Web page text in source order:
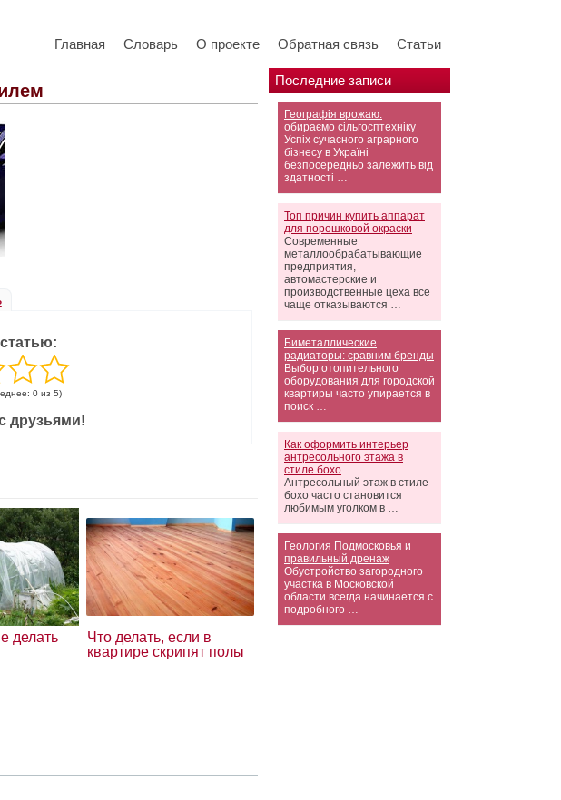
Главная Словарь О проекте Обратная связь Статьи
Последние записи
Географія врожаю:
обираємо сільгосптехніку
Успіх сучасного аграрного
бізнесу в Україні
безпосередньо залежить від
здатності …
Топ причин купить аппарат
для порошковой окраски
Современные
металлообрабатывающие
предприятия,
автомастерские и
производственные цеха все
чаще отказываются …
Биметаллические
радиаторы: сравним бренды
Выбор отопительного
оборудования для городской
квартиры часто упирается в
поиск …
Как оформить интерьер
антресольного этажа в
стиле бохо
Антресольный этаж в стиле
бохо часто становится
любимым уголком в …
Геология Подмосковья и
правильный дренаж
Обустройство загородного
участка в Московской
области всегда начинается с
подробного …
0 из 5)
друзьями!
делать
Что делать, если в
квартире скрипят полы